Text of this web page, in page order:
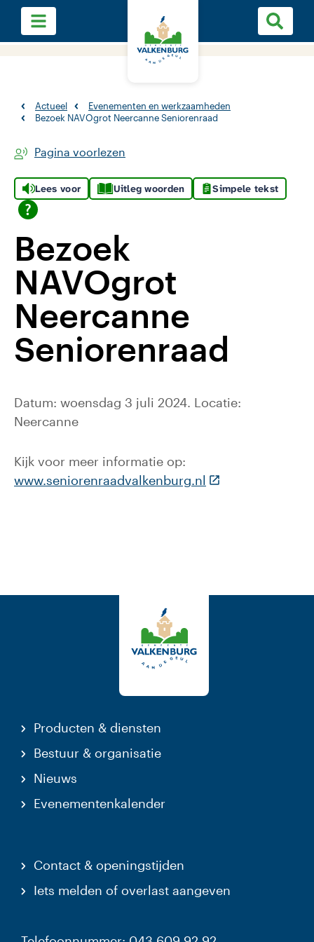
Actueel
Evenementen en werkzaamheden
Bezoek NAVOgrot Neercanne Seniorenraad
Pagina voorlezen
Lees voor Uitleg woorden Simpele tekst
Bezoek
NAVOgrot
Neercanne
Seniorenraad
Datum: woensdag 3 juli 2024. Locatie:
Neercanne
Kijk voor meer informatie op:
www.seniorenraadvalkenburg.nl (Deze link gaat
Producten & diensten
Bestuur & organisatie
Nieuws
Evenementenkalender
Contact & openingstijden
Iets melden of overlast aangeven